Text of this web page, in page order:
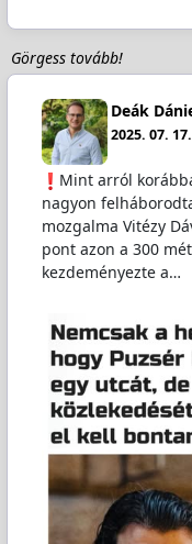
Görgess tovább!
Deák
2025. 07.
️Mint arról
nagyon
mozgalma Vitézy
pont azon a 300
kezdeményezte a…